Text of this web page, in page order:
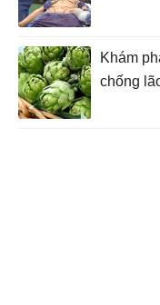
Khám
chống